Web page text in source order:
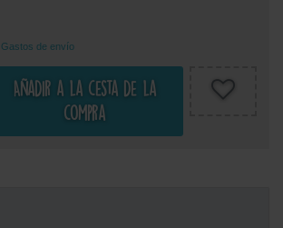
Gastos de envío
Añadir a la cesta de la
compra